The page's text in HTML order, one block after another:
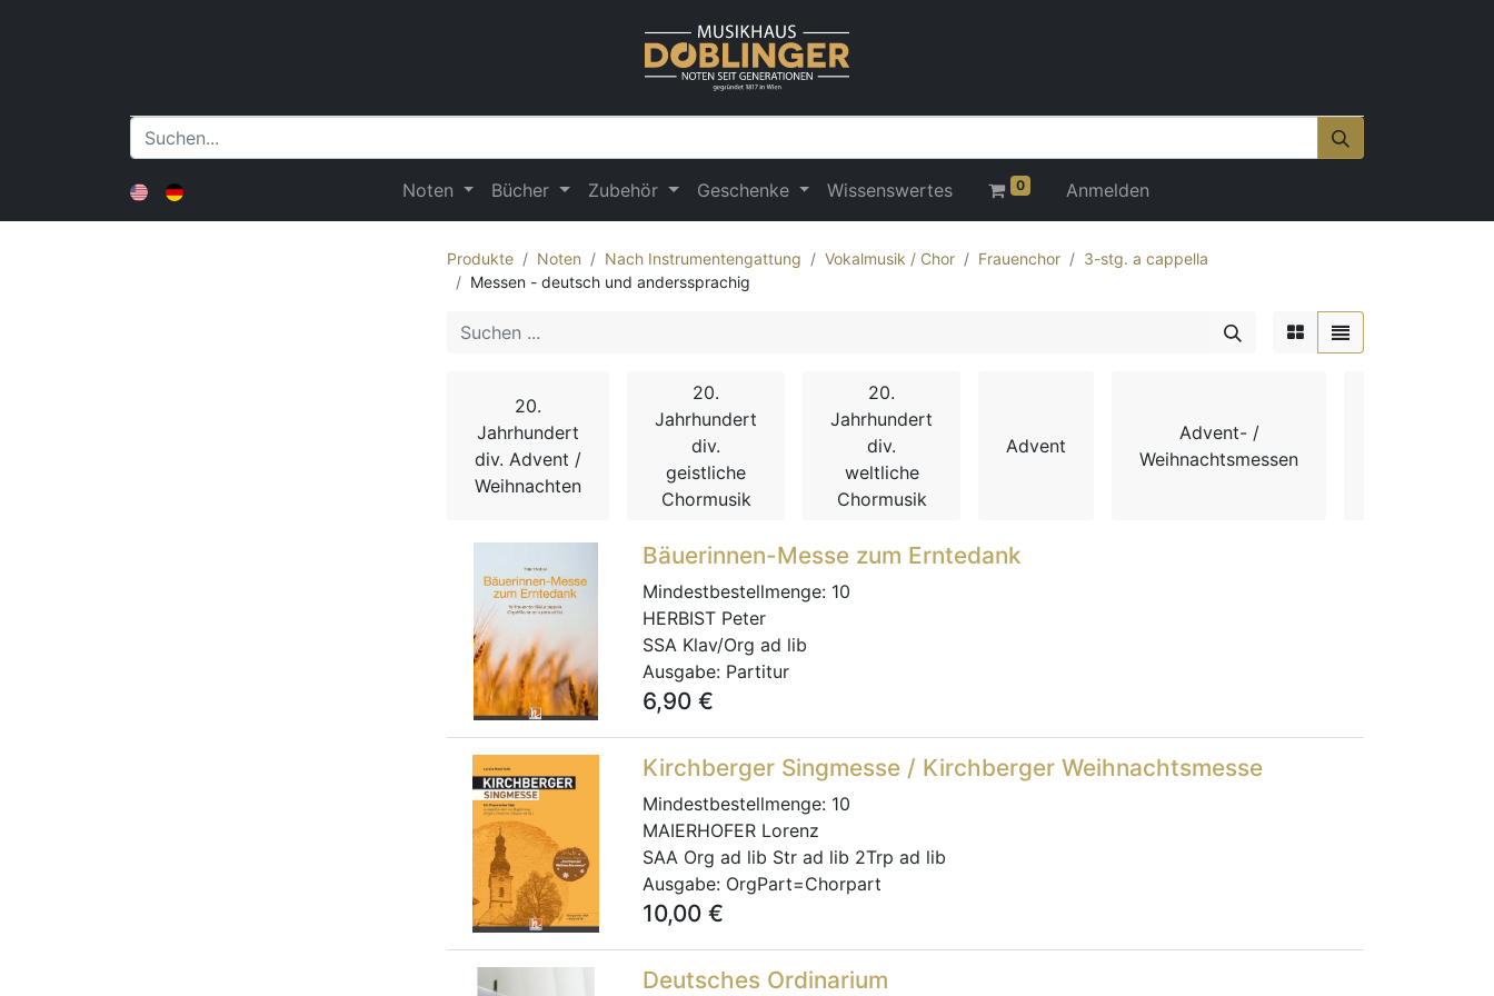
Noten Bücher Zubehör Geschenke Wissenswertes 0 Anmelden
Produkte Noten Nach Instrumentengattung Vokalmusik / Chor Frauenchor
3-stg. a cappella
Messen - deutsch und anderssprachig
20.
Jahrhundert
div. Advent /
Weihnachten
20.
Jahrhundert
div.
geistliche
Chormusik
20.
Jahrhundert
div.
weltliche
Chormusik
Advent
Advent- /
Weihnachtsmessen
Bäuerinnen-Messe zum Erntedank
Mindestbestellmenge: 10
HERBIST Peter
SSA Klav/Org ad lib
Ausgabe: Partitur
6,90 €
Kirchberger Singmesse / Kirchberger Weihnachtsmesse
Mindestbestellmenge: 10
MAIERHOFER Lorenz
SAA Org ad lib Str ad lib 2Trp ad lib
Ausgabe: OrgPart=Chorpart
10,00 €
Deutsches Ordinarium